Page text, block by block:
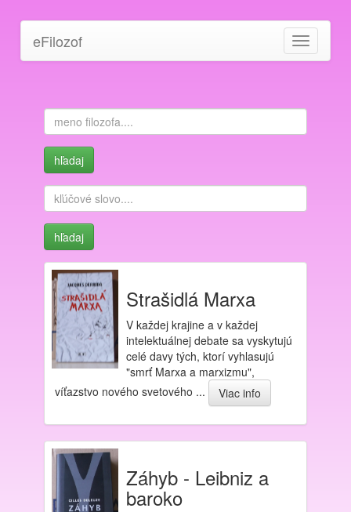
Toggle
navigation
eFilozof
Strašidlá Marxa
V každej krajine a v každej
intelektuálnej debate sa vyskytujú
celé davy tých, ktorí vyhlasujú
"smrť Marxa a marxizmu",
víťazstvo nového svetového ...
Viac info
Záhyb - Leibniz a
baroko